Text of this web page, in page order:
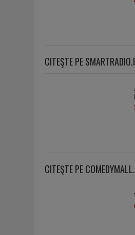
CITEŞTE PE
CITEŞTE PE